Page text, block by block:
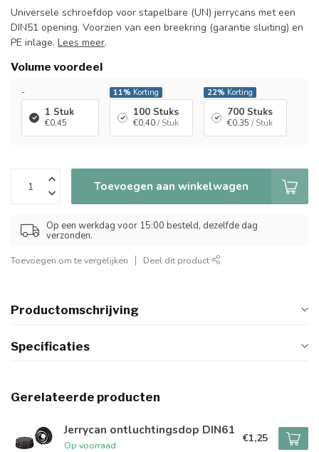
Universele schroefdop voor stapelbare (UN) jerrycans met een
DIN51 opening. Voorzien van een breekring (garantie sluiting) en
PE inlage. Lees meer.
Volume voordeel
-
1 Stuk
€0,45
11% Korting
100 Stuks
€0,40/ Stuk
22% Korting
700 Stuks
€0,35 / Stuk
Toevoegen aan winkelwagen
Op een werkdag voor 15:00 besteld, dezelfde dag
verzonden.
Toevoegen om te vergelijken Deel dit product
Productomschrijving
Specificaties
Gerelateerde producten
Jerrycan ontluchtingsdop DIN61
Op voorraad
€1,25